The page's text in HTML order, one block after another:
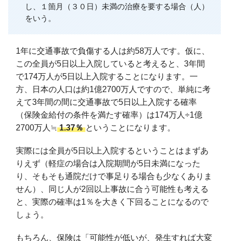
し、１箇月（３０日）未満の治療を要する場合（人）
をいう。
1年に交通事故で負傷する人は約58万人です。仮に、
この全員が5日以上入院していると考えると、3年間
で174万人が5日以上入院することになります。一
方、日本の人口は約1億2700万人ですので、単純に考
えて3年間の間に交通事故で5日以上入院する確率
（保険金給付の条件を満たす確率）は174万人÷1億
2700万人≒ 1.37％ ということになります。
実際には全員が5日以上入院するということはまずあ
りえず（軽症の場合は入院期間が5日未満になった
り、そもそも通院だけで事足りる場合も少なくありま
せん）、同じ人が2回以上事故に合う可能性も考える
と、実際の確率は1％を大きく下回ることになるので
しょう。
もちろん、保険は「可能性が低いが、発生すれば大変